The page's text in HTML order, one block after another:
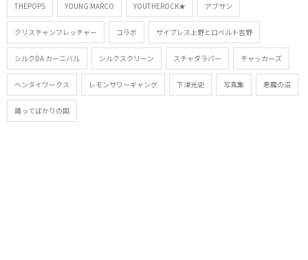
THEPOPS YOUNG MARCO YOUTHEROCK★ アブサン
クリスチャンフレッチャー コラボ サイプレス上野とロベルト吉野
シルクDA カーニバル シルクスクリーン スチャダラパー チャッカーズ
ヘンタイワークス レモンサワーギャング 下津光史 写真集 悪魔の沼
踊ってばかりの国